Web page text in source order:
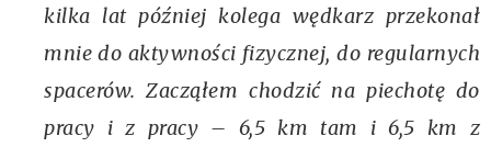
kilka lat później kolega wędkarz przekonał
mnie do aktywności fizycznej, do regularnych
spacerów. Zacząłem chodzić na piechotę do
pracy i z pracy – 6,5 km tam i 6,5 km z